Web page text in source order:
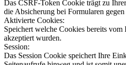
Das CSRF-Token Cookie trägt zu
die Absicherung bei Formularen
Aktivierte Cookies:
Speichert welche Cookies bereits vom
akzeptiert wurden.
Session:
Das Session Cookie speichert Ihre